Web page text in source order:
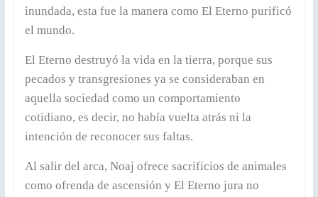
inundada, esta fue la manera como El Eterno purificó
el mundo.
El Eterno destruyó la vida en la tierra, porque sus
pecados y transgresiones ya se consideraban en
aquella sociedad como un comportamiento
cotidiano, es decir, no había vuelta atrás ni la
intención de reconocer sus faltas.
Al salir del arca, Noaj ofrece sacrificios de animales
como ofrenda de ascensión y El Eterno jura no